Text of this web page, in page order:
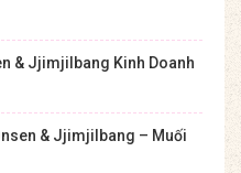
& Jjimjilbang Kinh Doanh
& Jjimjilbang – Muối